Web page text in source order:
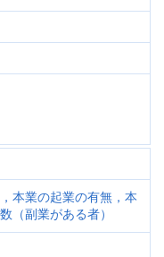
本業の起業の有無，本
（副業がある者）